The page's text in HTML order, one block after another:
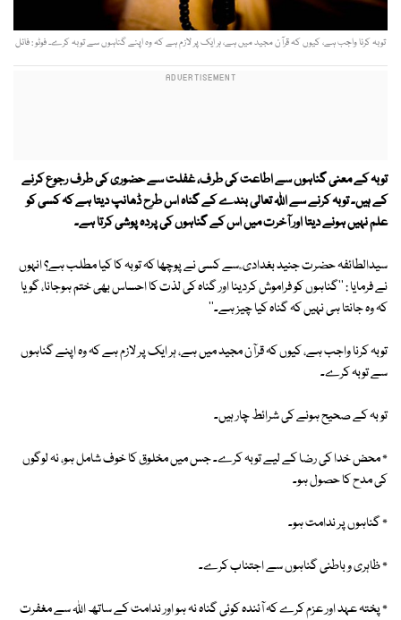
توبہ کرنا واجب ہے، کیوں کہ قرآن مجید میں ہے، ہر ایک پر لازم ہے کہ وہ اپنے گناہوں سے توبہ کرے۔ فوٹو : فائل
توبہ کے معنی گناہوں سے اطاعت کی طرف، غفلت سے حضوری کی طرف رجوع کرنے
کے ہیں۔ توبہ کرنے سے اللہ تعالی بندے کے گناہ اس طرح ڈھانپ دیتا ہے کہ کسی کو
علم نہیں ہونے دیتا اور آخرت میں اس کے گناہوں کی پردہ پوشی کرتا ہے۔
سیدالطائفہ حضرت جنید بغدادی ؒ سے کسی نے پوچھا کہ توبہ کا کیا مطلب ہے؟ انہوں
نے فرمایا : ''گناہوں کو فراموش کردینا اور گناہ کی لذت کا احساس بھی ختم ہوجانا، گویا
کہ وہ جانتا ہی نہیں کہ گناہ کیا چیز ہے۔''
توبہ کرنا واجب ہے، کیوں کہ قرآن مجید میں ہے، ہر ایک پر لازم ہے کہ وہ اپنے گناہوں
سے توبہ کرے۔
تو بہ کے صحیح ہونے کی شرائط چار ہیں۔
٭ محض خدا کی رضا کے لیے توبہ کرے۔ جس میں مخلوق کا خوف شامل ہو، نہ لوگوں
کی مدح کا حصول ہو۔
٭ گناہوں پر ندامت ہو۔
٭ ظاہری و باطنی گناہوں سے اجتناب کرے۔
٭ پختہ عہد اور عزم کرے کہ آئندہ کوئی گناہ نہ ہو اور ندامت کے ساتھ اللہ سے مغفرت